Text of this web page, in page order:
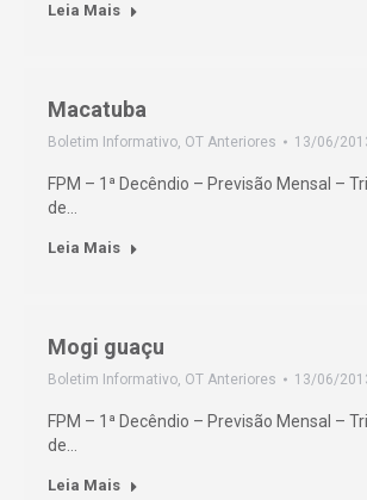
Leia Mais
Macatuba
Boletim Informativo, OT Anteriores 13/06/
FPM – 1ª Decêndio – Previsão Mensal –
de…
Leia Mais
Mogi guaçu
Boletim Informativo, OT Anteriores 13/06/
FPM – 1ª Decêndio – Previsão Mensal –
de…
Leia Mais